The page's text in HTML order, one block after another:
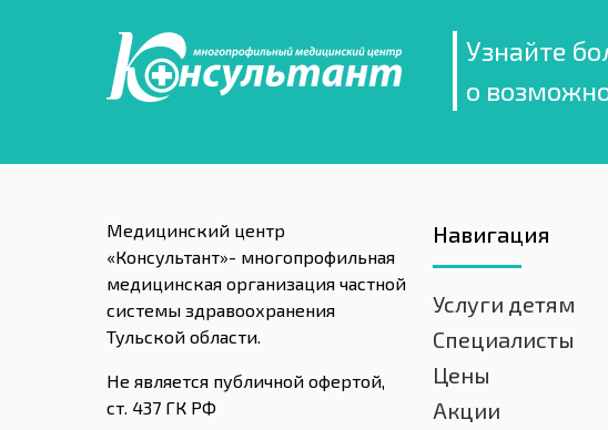
Узнайте
о
Медицинский центр
«Консультант»- многопрофильная
медицинская организация частной
системы здравоохранения
Тульской области.
Не является публичной офертой,
ст. 437 ГК РФ
Навигация
Услуги детям
Специалисты
Цены
Акции